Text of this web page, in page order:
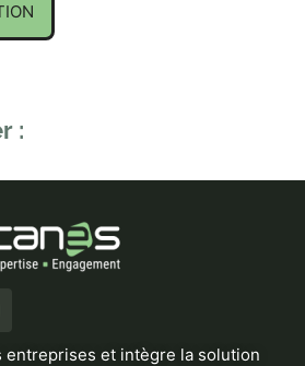
:
entreprises et intègre la solution